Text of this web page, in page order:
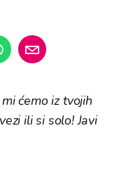
ćemo iz tvojih
ili si solo! Javi